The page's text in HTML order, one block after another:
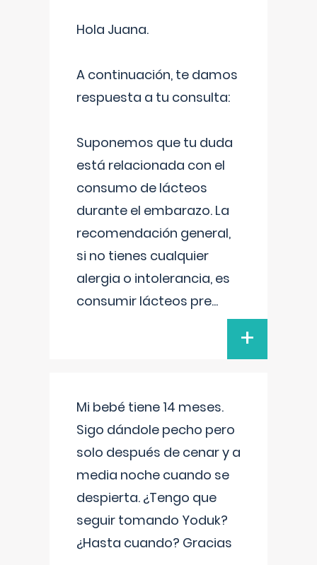
Hola Juana.
A continuación, te damos
respuesta a tu consulta:
Suponemos que tu duda
está relacionada con el
consumo de lácteos
durante el embarazo. La
recomendación general,
si no tienes cualquier
alergia o intolerancia, es
consumir lácteos pre...
+
Mi bebé tiene 14 meses.
Sigo dándole pecho pero
solo después de cenar y a
media noche cuando se
despierta. ¿Tengo que
seguir tomando Yoduk?
¿Hasta cuando? Gracias